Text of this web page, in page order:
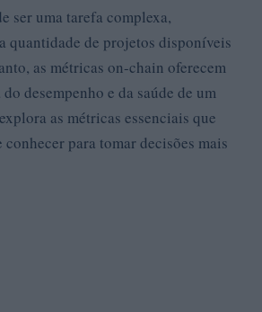
ser uma tarefa complexa,
quantidade de projetos disponíveis
as métricas on-chain oferecem
desempenho e da saúde de um
as métricas essenciais que
para tomar decisões mais